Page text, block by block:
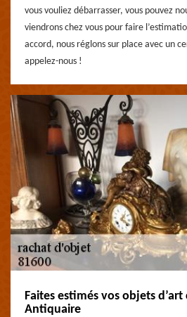
vous vouliez débarrasser, vous pouvez
viendrons chez vous pour faire
accord, nous réglons sur place avec un
appelez-nous !
Faites estimés vos objets d’art
Antiquaire